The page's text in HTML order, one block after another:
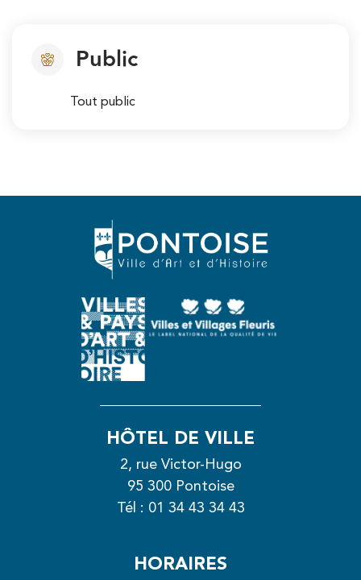
Public
Tout public
HÔTEL DE VILLE
2, rue Victor-Hugo
95 300 Pontoise
Tél : 01 34 43 34 43
HORAIRES